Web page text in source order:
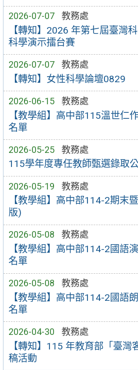
2026-07-07 教務處
【轉知】2026 年第七屆臺灣
科學演示擂台賽
2026-07-07 教務處
【轉知】女性科學論壇0829
2026-06-15 教務處
【教學組】高中部115溫世仁
名單
2026-05-25 教務處
115學年度專任教師甄選錄取
2026-05-19 教務處
【教學組】高中部114-2期末
版)
2026-05-08 教務處
【教學組】高中部114-2國語
名單
2026-05-08 教務處
【教學組】高中部114-2國語
名單
2026-04-30 教務處
【轉知】115 年教育部「臺灣
稿活動